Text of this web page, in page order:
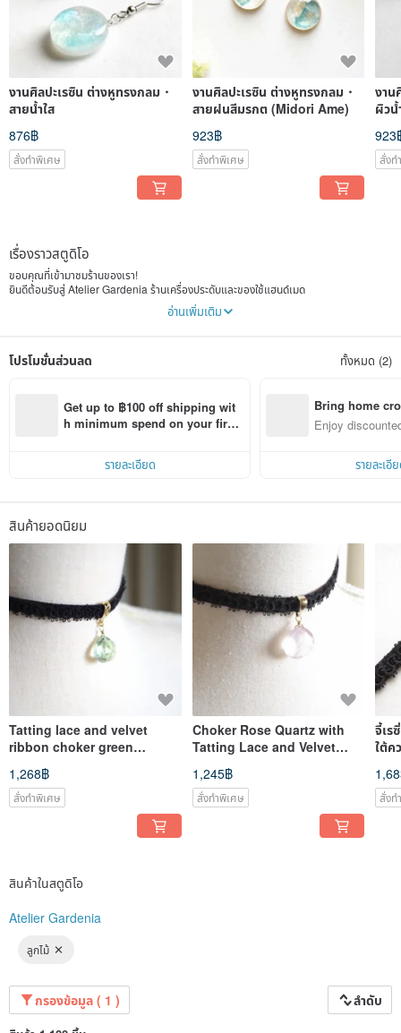
งานศิลปะเรซิน ต่างหูทรงกลม・
สายน้ำใส
876฿
สั่งทำพิเศษ
งานศิลปะเรซิน ต่างหูทรงกลม・
สายฝนสีมรกต (Midori Ame)
923฿
สั่งทำพิเศษ
งาน
ผิวน้
923
สั่งท
เรื่องราวสตูดิโอ
ขอบคุณที่เข้ามาชมร้านของเรา!
ยินดีต้อนรับสู่ Atelier Gardenia ร้านเครื่องประดับและของใช้แฮนด์เมด
ที่ Atelier Gardenia เราสร้างเครื่องประดับหลักจากเรซิน ลูกไม้ทัตติ้ง กระจก และหิน
เราใช้ลูกไม้ทัตติ้ง ลวด และหินธรรมชาติ ทำเครื่องประดับแต่ละชิ้นด้วยมือ ให้เหมาะกับทั้งการใช้
เราไม่ได้จำกัดตัวเองอยู่ในสไตล์เดียว แต่จะนำสิ่งที่สนใจมาใช้ในการสร้างสรรค์ผลงาน
ฉันชอบทำงานฝีมือมาตั้งแต่เด็ก และชอบลองทุกสิ่งที่สนใจ มีช่วงเวลาที่ไม่แน่ใจว่าตัวเองเหมาะ
แต่ฉันได้เริ่มทำลูกไม้ทัตติ้งโดยบังเอิญ และรู้ทันทีว่า “นี่แหละใช่!” ตั้งแต่นั้นมาจึงยังลองงาน
อื่นชื่นชอบ
✜✜✜✜✜✛✜✜✜✜✜✛✜✜✜✜✜✛✜✜✜✜✜✛✜✜
เรายินดีรับคำขอทำซ้ำ เปลี่ยนสี หรือปรับขนาดเครื่องประดับ เราจะพยายามตอบสนองตามที่
ทำได้ (บางดีไซน์อาจปรับเปลี่ยนได้ยากหรือใช้เวลาเพิ่มเติม โปรดเข้าใจ)
หากชิ้นงานต้องซ่อมหลังการใช้งาน กรุณาติดต่อเราได้โดยตรง (ค่าใช้จ่ายวัสดุและค่าขนส่งผู้
สั่งซื้อเป็นผู้รับผิดชอบ และงานแฮนด์เมดไม่สามารถทำเหมือนเดิมเป๊ะ)
หากมีข้อสงสัย โปรดติดต่อก่อนสั่งซื้อ
ขอบคุณสำหรับรีวิวทุกท่าน เราอ่านทุกรีวิวและดีใจมากที่ได้รับกำลังใจ
ปัจจุบันเรากำลังมุ่งเน้นการผลิตและจัดส่ง จึงไม่ตอบรีวิว ขอขอบคุณที่เข้าใจ
✜✜✜✜✜✛✜✜✜✜✜✛✜✜✜✜✜✛✜✜✜✜✜✛✜✜
การจัดส่ง
จัดส่งภายใน 5 วันทำการหลังชำระเงิน
สำหรับงานสั่งทำ จัดส่งภายใน 10 วันทำการหลังชำระเงิน
ไม่จัดส่งในวันหยุดสุดสัปดาห์และวันหยุดนักขัตฤกษ์
【X (Twitter)】garden154
อ่านเพิ่มเติม
โปรโมชั่นส่วนลด ทั้งหมด (2)
Get up to ฿100 off shipping wit
h minimum spend on your first
รายละเอียด
Bring home
n with ease
Enjoy
รายละเอี
สินค้ายอดนิยม
Tatting lace and velvet
ribbon choker green
amethyst
1,268฿
สั่งทำพิเศษ
Choker Rose Quartz with
Tatting Lace and Velvet
Ribbon
1,245฿
สั่งทำพิเศษ
จี้เร
ใต้ค
สั่งท
สินค้าในสตูดิโอ
Atelier Gardenia
ลูกไม้
กรองข้อมูล ( 1 ) ลำดับ